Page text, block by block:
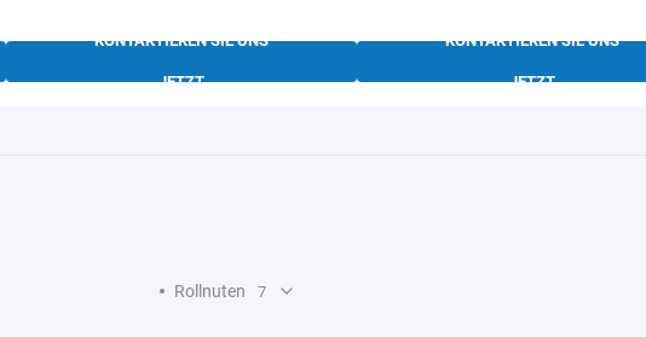
KONTAKTIEREN SIE UNS
JETZT
KONTAKTIEREN SIE UNS
JETZT
Rollnuten 7